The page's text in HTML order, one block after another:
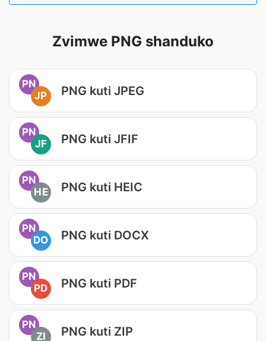
Zvimwe PNG shanduko
PN
JP
PNG kuti JPEG
PN
JF
PNG kuti JFIF
PN
HE
PNG kuti HEIC
PN
DO
PNG kuti DOCX
PN
PD
PNG kuti PDF
PN
ZI
PNG kuti ZIP